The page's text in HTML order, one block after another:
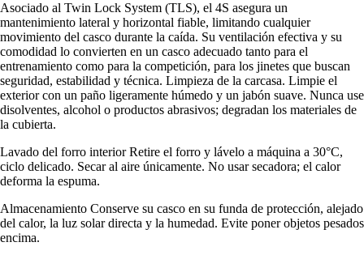
Asociado al Twin Lock System (TLS), el 4S asegura un
mantenimiento lateral y horizontal fiable, limitando cualquier
movimiento del casco durante la caída. Su ventilación efectiva y su
comodidad lo convierten en un casco adecuado tanto para el
entrenamiento como para la competición, para los jinetes que buscan
seguridad, estabilidad y técnica. Limpieza de la carcasa. Limpie el
exterior con un paño ligeramente húmedo y un jabón suave. Nunca use
disolventes, alcohol o productos abrasivos; degradan los materiales de
la cubierta.
Lavado del forro interior Retire el forro y lávelo a máquina a 30°C,
ciclo delicado. Secar al aire únicamente. No usar secadora; el calor
deforma la espuma.
Almacenamiento Conserve su casco en su funda de protección, alejado
del calor, la luz solar directa y la humedad. Evite poner objetos pesados
encima.